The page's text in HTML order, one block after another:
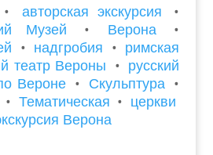
• авторская экскурсия
•
Музей
• Верона
•
• надгробия • римская
театр Вероны • русский
Вероне • Скульптура •
• Тематическая • церкви
Верона